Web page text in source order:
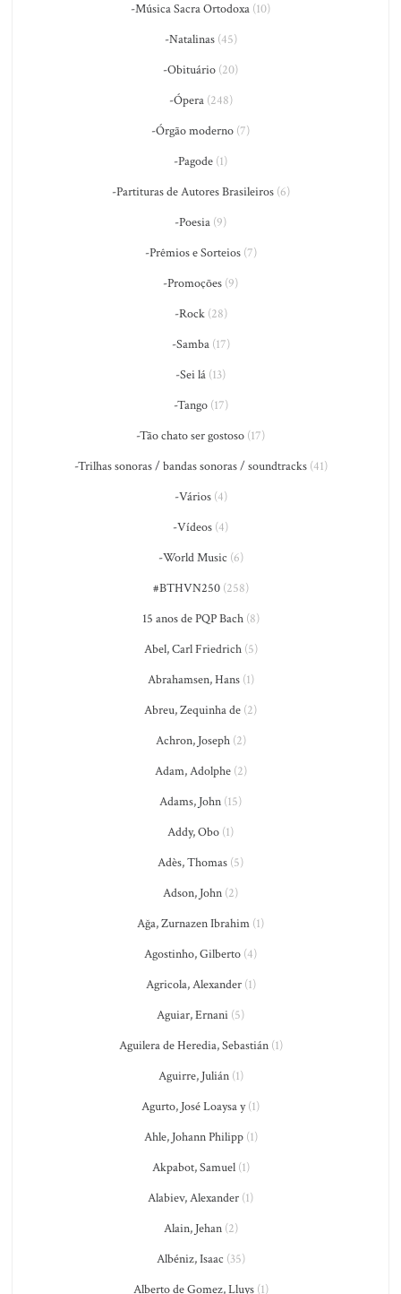
-Música Sacra Ortodoxa (10)
-Natalinas(45)
-Obituário (20)
-Ópera(248)
-Órgão moderno (7)
-Pagode (1)
-Partituras de Autores Brasileiros(6)
-Poesia (9)
-Prêmios e Sorteios(7)
-Promoções (9)
-Rock(28)
-Samba(17)
-Sei lá (13)
-Tango(17)
-Tão chato ser gostoso (17)
-Trilhas sonoras / bandas sonoras / soundtracks(41)
-Vários(4)
-Vídeos (4)
-World Music (6)
#BTHVN250(258)
15 anos de PQP Bach(8)
Abel, Carl Friedrich(5)
Abrahamsen, Hans(1)
Abreu, Zequinha de (2)
Achron, Joseph(2)
Adam, Adolphe(2)
Adams, John (15)
Addy, Obo (1)
Adès, Thomas (5)
Adson, John (2)
Ağa, Zurnazen Ibrahim (1)
Agostinho, Gilberto (4)
Agricola, Alexander(1)
Aguiar, Ernani (5)
Aguilera de Heredia, Sebastián(1)
Aguirre, Julián(1)
Agurto, José Loaysa y(1)
Ahle, Johann Philipp(1)
Akpabot, Samuel(1)
Alabiev, Alexander (1)
Alain, Jehan(2)
Albéniz, Isaac (35)
Alberto de Gomez, Lluys(1)